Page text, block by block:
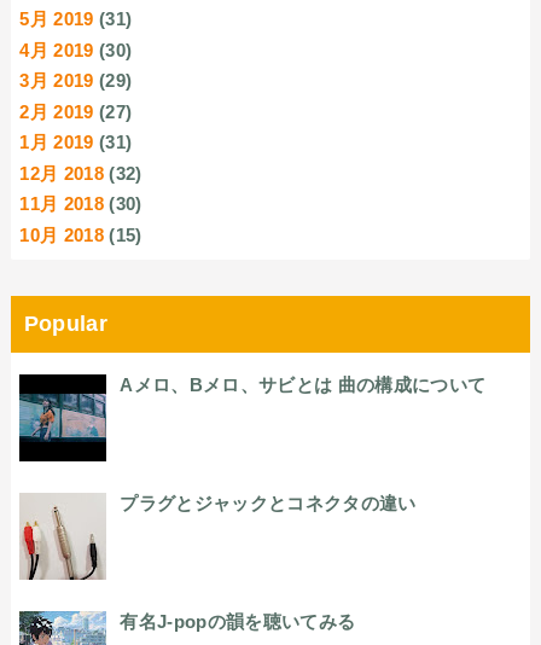
5月 2019 (31)
4月 2019 (30)
3月 2019 (29)
2月 2019 (27)
1月 2019 (31)
12月 2018 (32)
11月 2018 (30)
10月 2018 (15)
Popular
Aメロ、Bメロ、サビとは 曲の構成について
プラグとジャックとコネクタの違い
有名J-popの韻を聴いてみる